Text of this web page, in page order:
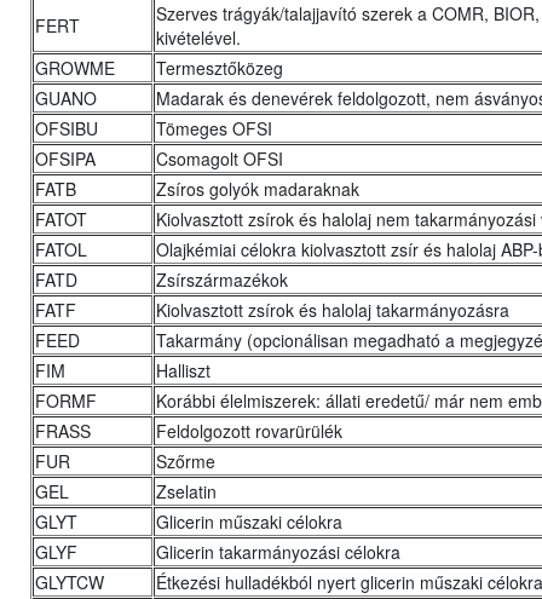
FERT
Szerves trágyák/talajjavító szerek a COMR,
kivételével.
GROWME
Termesztőközeg
GUANO
Madarak és denevérek feldolgozott, nem
OFSIBU
Tömeges OFSI
OFSIPA
Csomagolt OFSI
FATB
Zsíros golyók madaraknak
FATOT
Kiolvasztott zsírok és halolaj nem
FATOL
Olajkémiai célokra kiolvasztott zsír és halolaj
FATD
Zsírszármazékok
FATF
Kiolvasztott zsírok és halolaj takarmányozásra
FEED
Takarmány (opcionálisan megadható a
FIM
Halliszt
FORMF
Korábbi élelmiszerek: állati eredetű/ már nem
FRASS
Feldolgozott rovarürülék
FUR
Szőrme
GEL
Zselatin
GLYT
Glicerin műszaki célokra
GLYF
Glicerin takarmányozási célokra
GLYTCW
Étkezési hulladékból nyert glicerin műszaki célokra